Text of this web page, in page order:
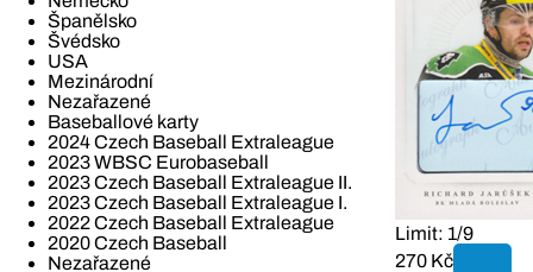
Španělsko
Švédsko
USA
Mezinárodní
Nezařazené
Baseballové karty
2024 Czech Baseball Extraleague
2023 WBSC Eurobaseball
2023 Czech Baseball Extraleague II.
2023 Czech Baseball Extraleague I.
2022 Czech Baseball Extraleague
2020 Czech Baseball
Nezařazené
Limit: 1/9
270 Kč